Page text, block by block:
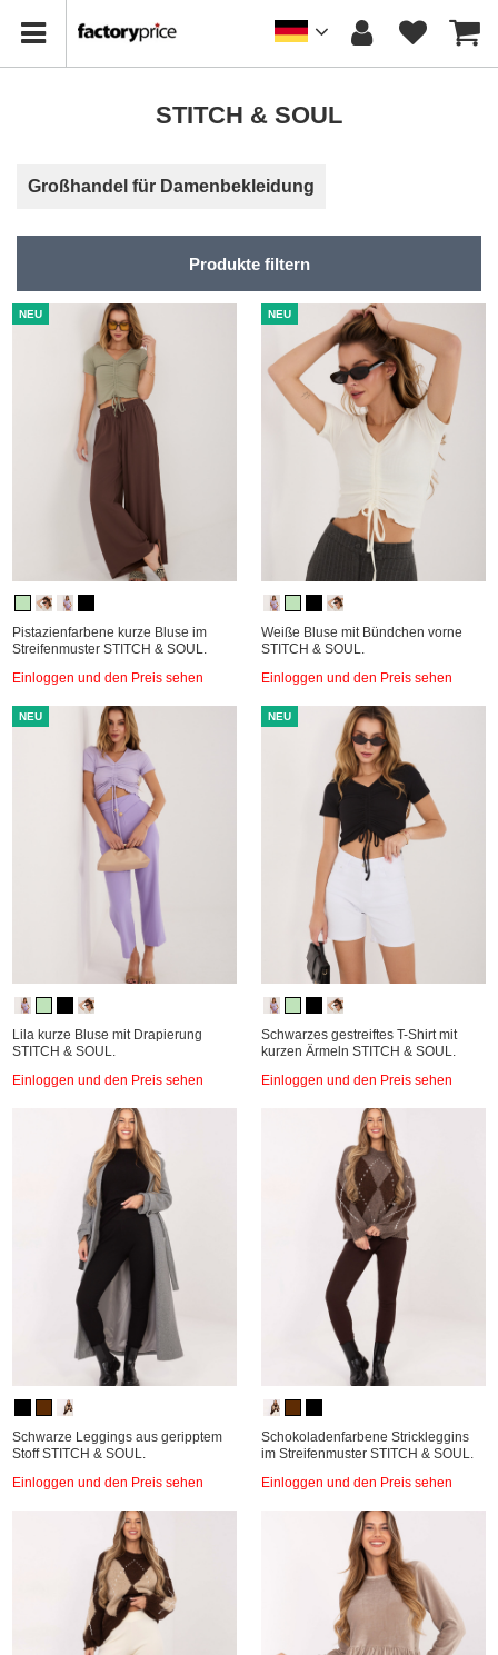
STITCH & SOUL
Großhandel für Damenbekleidung
Produkte filtern
NEU
Pistazienfarbene kurze Bluse im
Streifenmuster STITCH & SOUL.
Einloggen und den Preis sehen
NEU
Weiße Bluse mit Bündchen vorne
STITCH & SOUL.
Einloggen und den Preis sehen
NEU
Lila kurze Bluse mit Drapierung
STITCH & SOUL.
Einloggen und den Preis sehen
NEU
Schwarzes gestreiftes T-Shirt mit
kurzen Ärmeln STITCH & SOUL.
Einloggen und den Preis sehen
Schwarze Leggings aus geripptem
Stoff STITCH & SOUL.
Einloggen und den Preis sehen
Schokoladenfarbene Strickleggins
im Streifenmuster STITCH & SOUL.
Einloggen und den Preis sehen